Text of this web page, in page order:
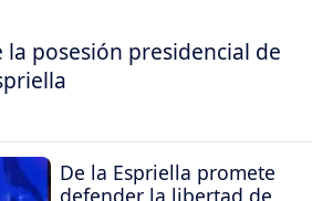
posesión presidencial de
De la Espriella promete
defender la libertad de